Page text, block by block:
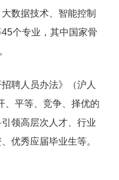
数据技术、智能控制
个专业，其中国家骨
聘人员办法》（沪人
、平等、竞争、择优的
领高层次人才、行业
优秀应届毕业生等。